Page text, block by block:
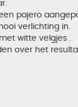
pajero
verlichting in.
witte velgjes .
over het